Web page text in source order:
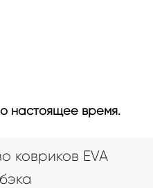
настоящее время.
ковриков EVA